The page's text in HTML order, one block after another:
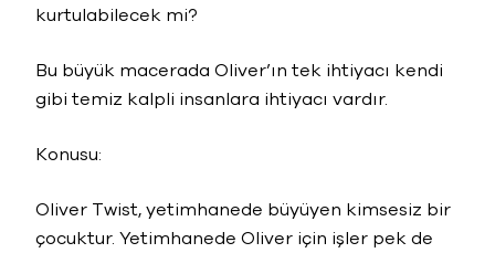
kurtulabilecek mi?
Bu büyük macerada Oliver’ın tek ihtiyacı kendi
gibi temiz kalpli insanlara ihtiyacı vardır.
Konusu:
Oliver Twist, yetimhanede büyüyen kimsesiz bir
çocuktur. Yetimhanede Oliver için işler pek de